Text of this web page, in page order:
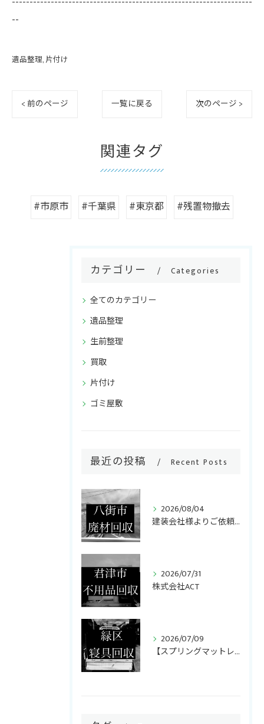
--
遺品整理 片付け
< 前のページ 一覧に戻る 次のページ >
関連タグ
#市原市 #千葉県 #東京都 #残置物撤去
カテゴリー Categories
全てのカテゴリー
遺品整理
生前整理
買取
片付け
ゴミ屋敷
最近の投稿 Recent Posts
2026/08/04
建装会社様よりご依頼いただき、キッチンリフォームで発生した廃...
2026/07/31
株式会社ACT
2026/07/09
【スプリングマットレス・折りたたみマットレス回収】
ご相談・お問い合わせはこちら